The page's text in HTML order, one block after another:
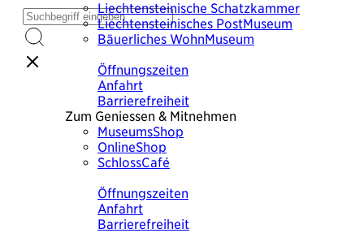
Liechtensteinische Schatzkammer
Liechtensteinisches PostMuseum
Bäuerliches WohnMuseum
Öffnungszeiten
Anfahrt
Barrierefreiheit
Zum Geniessen & Mitnehmen
MuseumsShop
OnlineShop
SchlossCafé
Öffnungszeiten
Anfahrt
Barrierefreiheit